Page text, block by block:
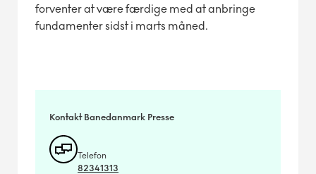
forventer at være færdige med at anbringe
fundamenter sidst i marts måned.
Kontakt Banedanmark Presse
Telefon
82341313